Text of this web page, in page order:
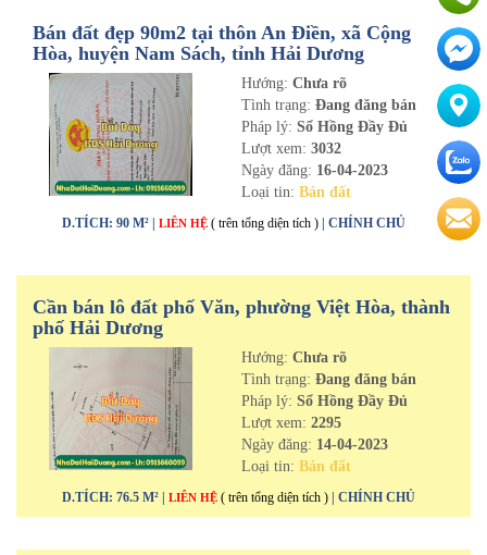
Bán đất đẹp 90m2 tại thôn An Điền, xã Cộng
Hòa, huyện Nam Sách, tỉnh Hải Dương
Hướng: Chưa rõ
Tình trạng: Đang đăng bán
Pháp lý: Sổ Hồng Đầy Đủ
Lượt xem: 3032
Ngày đăng: 16-04-2023
Loại tin: Bán đất
D.TÍCH: 90 M² | LIÊN HỆ ( trên tổng diện tích ) | CHÍNH CHỦ
Cần bán lô đất phố Văn, phường Việt Hòa, thành
phố Hải Dương
Hướng: Chưa rõ
Tình trạng: Đang đăng bán
Pháp lý: Sổ Hồng Đầy Đủ
Lượt xem: 2295
Ngày đăng: 14-04-2023
Loại tin: Bán đất
D.TÍCH: 76.5 M² | LIÊN HỆ ( trên tổng diện tích ) | CHÍNH CHỦ